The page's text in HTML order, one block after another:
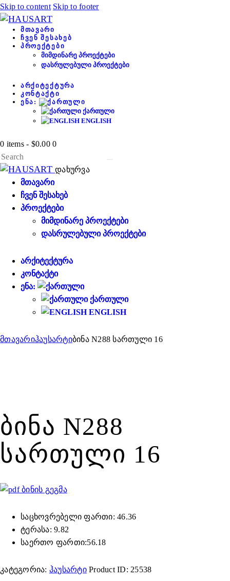
Skip to content Skip to footer
ᲛᲗᲐᲕᲐᲠᲘ
ᲩᲕᲔᲜ ᲨᲔᲡᲐᲮᲔᲑ
ᲞᲠᲝᲔᲥᲢᲔᲑᲘ
ᲛᲘᲛᲓᲘᲜᲐᲠᲔ ᲞᲠᲝᲔᲥᲢᲔᲑᲘ
ᲓᲐᲡᲠᲣᲚᲔᲑᲣᲚᲘ ᲞᲠᲝᲔᲥᲢᲔᲑᲘ
ᲐᲠᲥᲘᲢᲔᲥᲢᲣᲠᲐ
ᲙᲝᲜᲢᲐᲥᲢᲘ
ᲔᲜᲐ:
ᲥᲐᲠᲗᲣᲚᲘ
ENGLISH
0 items- $0.00 0
დახურვა
ᲛᲗᲐᲕᲐᲠᲘ
ᲩᲕᲔᲜ ᲨᲔᲡᲐᲮᲔᲑ
ᲞᲠᲝᲔᲥᲢᲔᲑᲘ
ᲛᲘᲛᲓᲘᲜᲐᲠᲔ ᲞᲠᲝᲔᲥᲢᲔᲑᲘ
ᲓᲐᲡᲠᲣᲚᲔᲑᲣᲚᲘ ᲞᲠᲝᲔᲥᲢᲔᲑᲘ
ᲐᲠᲥᲘᲢᲔᲥᲢᲣᲠᲐ
ᲙᲝᲜᲢᲐᲥᲢᲘ
ᲔᲜᲐ:
ᲥᲐᲠᲗᲣᲚᲘ
ENGLISH
მთავარიჰაუსარტიბინა N288 სართული 16
ᲑᲘᲜᲐ N288
ᲡᲐᲠᲗᲣᲚᲘ 16
ბინის გეგმა
საცხოვრებელი ფართი: 46.36
ტერასა: 9.82
საერთო ფართი:56.18
კატეგორია: ჰაუსარტი Product ID: 25538